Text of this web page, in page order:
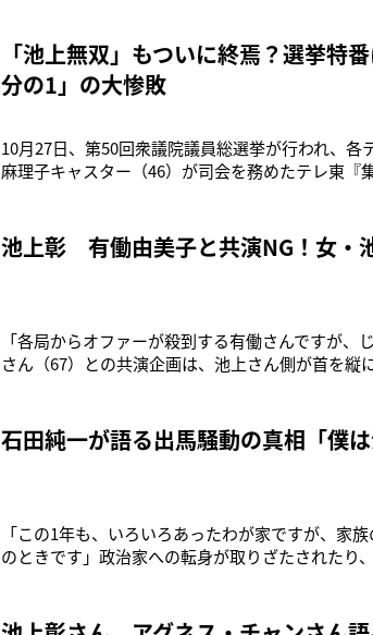
流れとしては「感情の解放」がキーワードなの
う。第1位に選ばれたのは12
「池上無双」もついに終焉？選挙特
分の1」の大惨敗
10月27日、第50回衆議院議員総選挙が行われ、
麻理子キャスター（46）が司会を務めたテレ東『
め、ニューヨークに滞在しており、番組冒頭で
めてです」「日本の総選
池上彰 有働由美子と共演NG！女・
「各局からオファーが殺到する有働さんですが
さん（67）との共演企画は、池上さん側が首を縦
（日本テレビ系）のメインキャスター就任が決
誇る2人。なぜ共演が
石田純一が語る出馬騒動の真相「僕
「この1年も、いろいろあったわが家ですが、家
のときです」政治家への転身が取りざたされたり
「戦争は文化じゃない」と、自身の「不倫は文
7月には都知事選への出馬が注目